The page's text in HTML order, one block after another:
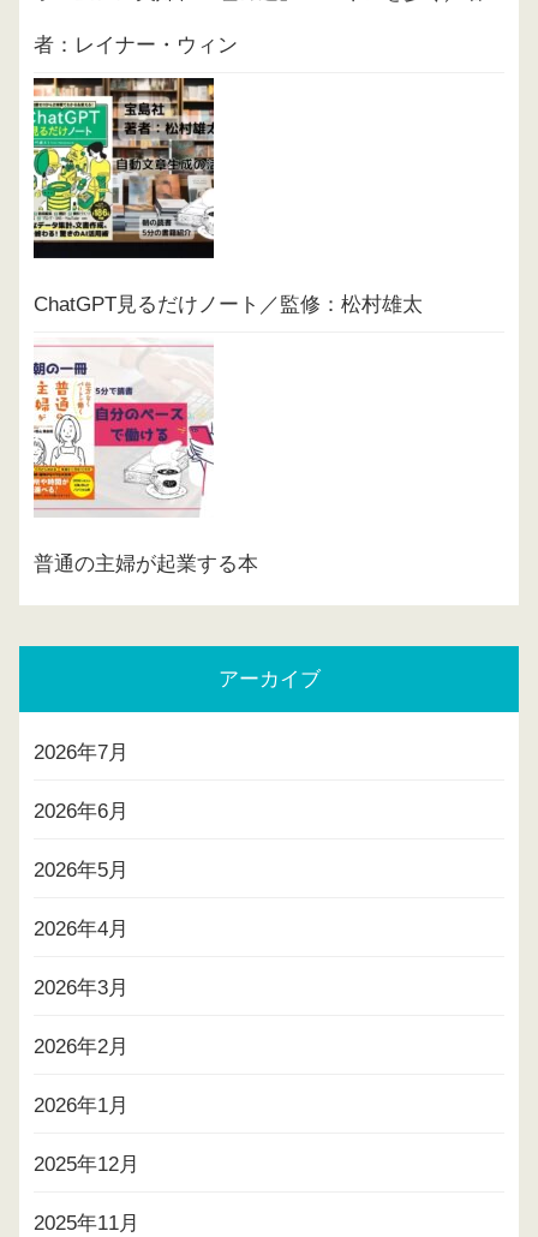
者：レイナー・ウィン
ChatGPT見るだけノート／監修：松村雄太
普通の主婦が起業する本
アーカイブ
2026年7月
2026年6月
2026年5月
2026年4月
2026年3月
2026年2月
2026年1月
2025年12月
2025年11月